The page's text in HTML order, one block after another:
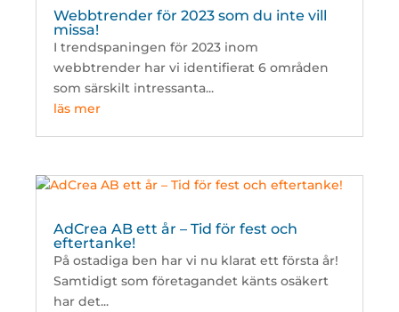
Webbtrender för 2023 som du inte vill
missa!
I trendspaningen för 2023 inom
webbtrender har vi identifierat 6 områden
som särskilt intressanta...
läs mer
AdCrea AB ett år – Tid för fest och
eftertanke!
På ostadiga ben har vi nu klarat ett första år!
Samtidigt som företagandet känts osäkert
har det...